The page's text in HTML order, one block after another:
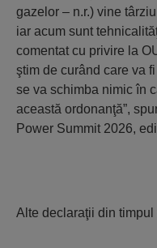
gazelor – n.r.) vine
iar acum sunt
comentat cu privire la
ştim de curând care va
se va schimba nimic în
această ordonanţă”,
Power Summit 2026,
Alte declaraţii din